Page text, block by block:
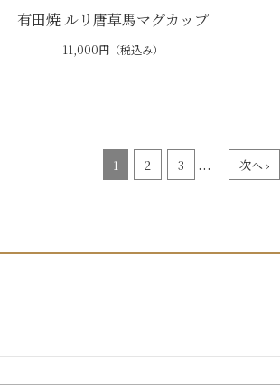
有田焼 ルリ唐草馬マグカップ
11,000円（税込み）
1 2 3 ... 次へ ›